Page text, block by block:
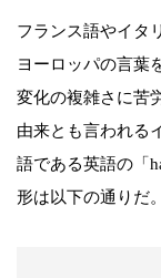
フランス語やイタ
ヨーロッパの言葉
変化の複雑さに苦
由来とも言われる
語である英語の「
形は以下の通りだ。